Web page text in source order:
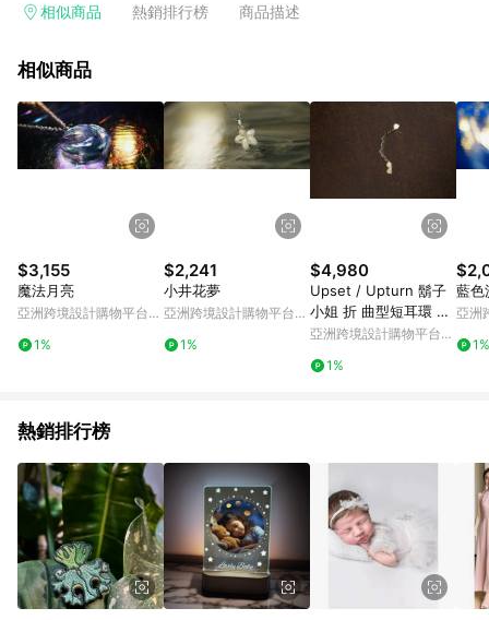
回饋訂單不得享有 Pinkoi 站方優惠，例如首購優惠，P coins，
行為，不具贈點資格，部分退款不在此限。 6. APP 請更新至
貨後 45 天後發送。 8. 群眾募資商品，禮物卡，開館保證金，補
運費，攤位費等不具贈點資格。 9. LINE 購物站上之商品規格、
顏色、價位、贈品如與 Pinkoi 商品資訊頁及購物車不符，以
Pinkoi 購物商品資訊頁及購物車標示為準。 10. 點數紅包使用規
則請以點數紅包活動說明為準。 11. 若於 LINE 購物前往 Pinkoi
頁面後才首次下載 Pinkoi APP 並完成訂單，不符合導購資格；承
上，首次下載 Pinkoi APP 後，需透過 LINE 購物前往 Pinkoi 頁
面，方享導購資格。
相似商品 熱銷排行榜 商品描述
相似商品
$3,155
魔法月亮
亞洲跨境設計購物平台
1%
$2,241
小井花夢
亞洲跨境設計購物平台
1%
$4,980
Upset / Upturn 鬍子
小姐 折 曲型短耳環 Cu
rved Short Earring
亞洲跨境設計購物平台
1%
藍色
亞洲
1%
熱銷排行榜